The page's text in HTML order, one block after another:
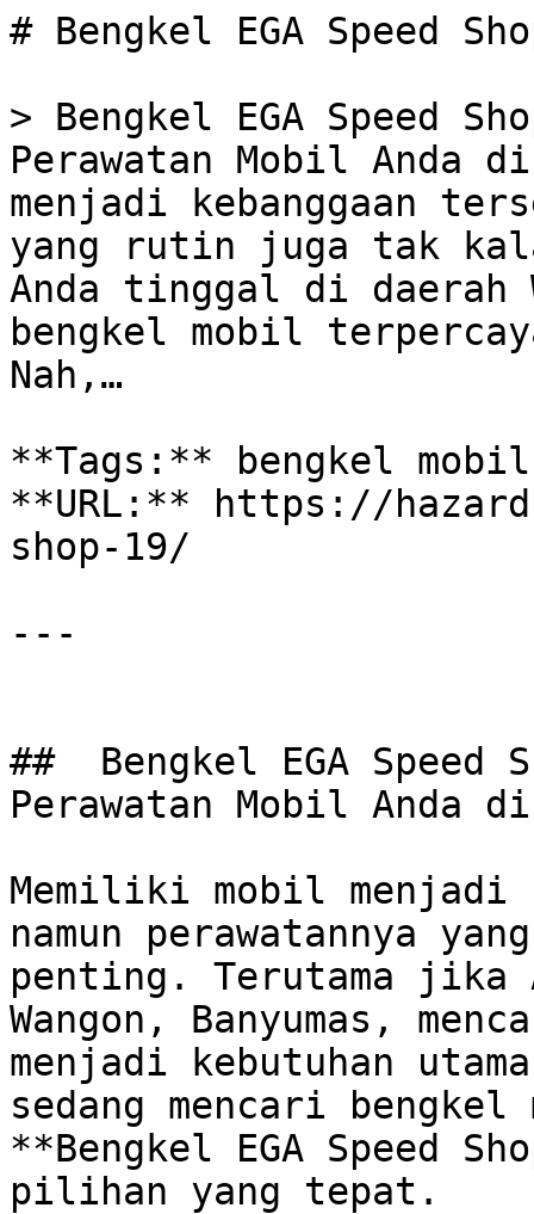
# Bengkel EGA Speed
> Bengkel EGA Speed
Perawatan Mobil Anda
menjadi kebanggaan
yang rutin juga tak
Anda tinggal di daerah
bengkel mobil
Nah,…
**Tags:** bengkel
**URL:** https://
shop-19/
---
##  Bengkel EGA
Perawatan Mobil Anda di
Memiliki mobil menjadi
namun perawatannya
penting. Terutama jika
Wangon, Banyumas,
menjadi kebutuhan
sedang mencari
**Bengkel EGA Speed
pilihan yang tepat.